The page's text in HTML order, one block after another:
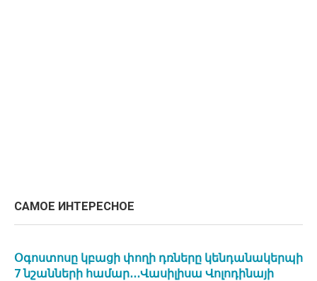
САМОЕ ИНТЕРЕСНОЕ
Օգոստոսը կբացի փողի դռները կենդանակերպի
7 նշանների համար․․․Վասիլիսա Վոլոդինայի